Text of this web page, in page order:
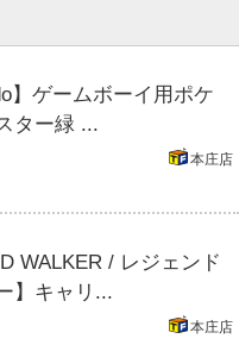
】ゲームボーイ用ポケ
ター緑 ...
本庄店
WALKER / レジェンド
】キャリ...
本庄店